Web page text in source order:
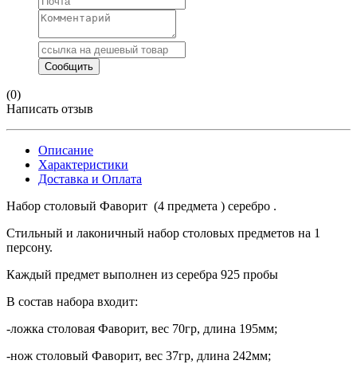
(0)
Написать отзыв
Описание
Характеристики
Доставка и Оплата
Набор столовый Фаворит (4 предмета ) серебро .
Стильный и лаконичный набор столовых предметов на 1
персону.
Каждый предмет выполнен из серебра 925 пробы
В состав набора входит:
-ложка столовая Фаворит, вес 70гр, длина 195мм;
-нож столовый Фаворит, вес 37гр, длина 242мм;